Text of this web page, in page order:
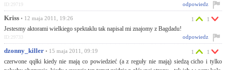
odpowiedz
ID:29719
Kriss • 12 maja 2011, 19:26
Jestesmy aktorami wielkiego spektaklu tak napisal mi znajomy z Bagdadu!
1 1
odpowiedz
ID:29733
dzonny_killer • 15 maja 2011, 09:19
czerwone qqłki kiedy nie mają co powiedzieć (a z reguły nie mają) siedzą cicho i tylko
1 1